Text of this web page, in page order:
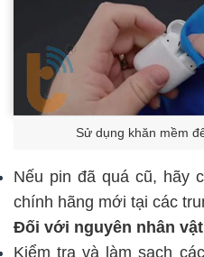
Sử dụng khăn mềm
Nếu pin đã quá cũ, hãy
chính hãng mới tại các
Đối với nguyên nhân
Kiểm tra và làm sạch